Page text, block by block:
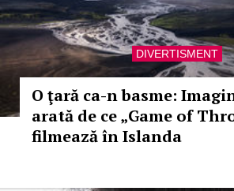
DIVERTISMENT
O ţară ca-n basme:
arată de ce „Game of
filmează în Islanda